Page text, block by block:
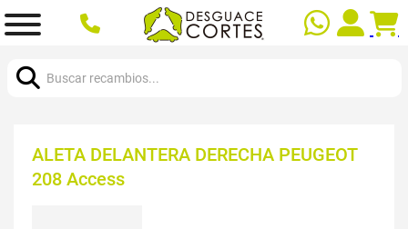
ALETA DELANTERA DERECHA PEUGEOT
208 Access